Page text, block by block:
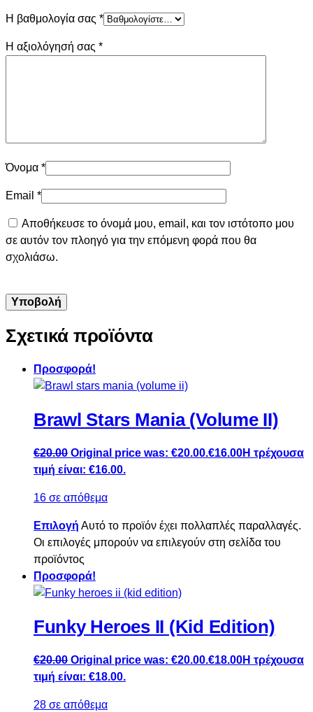
Η βαθμολογία σας *
Η αξιολόγησή σας *
Όνομα *
Email *
Αποθήκευσε το όνομά μου, email, και τον ιστότοπο μου
σε αυτόν τον πλοηγό για την επόμενη φορά που θα
σχολιάσω.
Σχετικά προϊόντα
Προσφορά!
Brawl Stars Mania (Volume II)
€20.00 Original price was: €20.00.€16.00Η τρέχουσα
τιμή είναι: €16.00.
16 σε απόθεμα
Επιλογή Αυτό το προϊόν έχει πολλαπλές παραλλαγές.
Οι επιλογές μπορούν να επιλεγούν στη σελίδα του
προϊόντος
Προσφορά!
Funky Heroes II (Kid Edition)
€20.00 Original price was: €20.00.€18.00Η τρέχουσα
τιμή είναι: €18.00.
28 σε απόθεμα